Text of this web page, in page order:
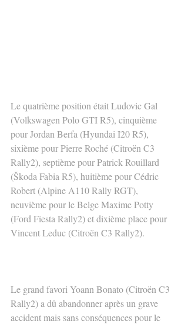
Le quatrième position était Ludovic Gal
(Volkswagen Polo GTI R5), cinquième
pour Jordan Berfa (Hyundai I20 R5),
sixième pour Pierre Roché (Citroën C3
Rally2), septième pour Patrick Rouillard
(Škoda Fabia R5), huitième pour Cédric
Robert (Alpine A110 Rally RGT),
neuvième pour le Belge Maxime Potty
(Ford Fiesta Rally2) et dixième place pour
Vincent Leduc (Citroën C3 Rally2).
Le grand favori Yoann Bonato (Citroën C3
Rally2) a dû abandonner après un grave
accident mais sans conséquences pour le